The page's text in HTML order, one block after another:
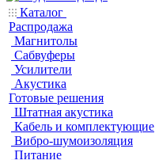
Каталог
Распродажа
Магнитолы
Сабвуферы
Усилители
Акустика
Готовые решения
Штатная акустика
Кабель и комплектующие
Вибро-шумоизоляция
Питание